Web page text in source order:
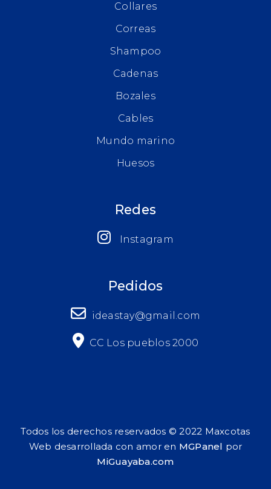
Collares
Correas
Shampoo
Cadenas
Bozales
Cables
Mundo marino
Huesos
Redes
Instagram
Pedidos
ideastay@gmail.com
CC Los pueblos 2000
Todos los derechos reservados © 2022 Maxcotas
Web desarrollada con amor en MGPanel por
MiGuayaba.com